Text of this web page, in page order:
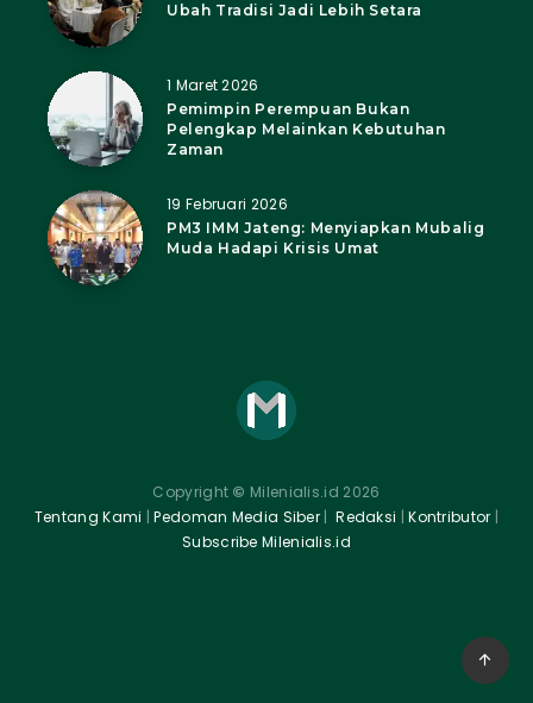
Ubah Tradisi Jadi Lebih Setara
1 Maret 2026
Pemimpin Perempuan Bukan
Pelengkap Melainkan Kebutuhan
Zaman
19 Februari 2026
PM3 IMM Jateng: Menyiapkan Mubalig
Muda Hadapi Krisis Umat
Copyright © Milenialis.id 2026
Tentang Kami |Pedoman Media Siber | Redaksi |Kontributor |
Subscribe Milenialis.id